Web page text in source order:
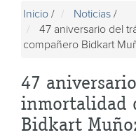
Inicio / Noticias /
47 aniversario del
compañero Bidkart
47
inmortalidad
Bidkart